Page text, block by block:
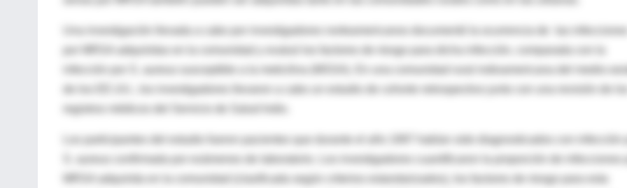
Una investigación llevada a cabo por investigadores norteamericanos documentó la ocurrencia de las
por MRSA adquiridas en la comunidad y evaluó los factores de riesgo para dicha infección, comparada con la
de los EE.UU., los investigadores llevaron a cabo un estudio de cohorte retrospectivo junto con una revisión de
registros médicos del Servicio de Salud Indio.
Los participantes del estudio fueron pacientes que durante el año 1997 habían sido diagnosticados con infección
S. aureus confirmada por exámenes de laboratorio. Los investigadores cuantificaron la proporción de infecciones
MRSA adquirida en la comunidad (clasificada según criterios estandarizados), los factores de riesgo para esta